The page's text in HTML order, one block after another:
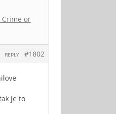
Crime or
#1802
REPLY
je to